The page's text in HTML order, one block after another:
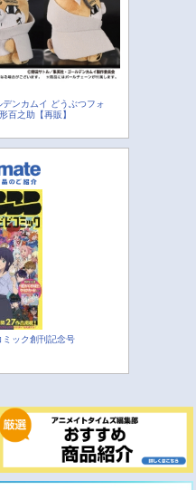
デンカムイ どうぶつフォ
百之助【再販】
ミック創刊記念号